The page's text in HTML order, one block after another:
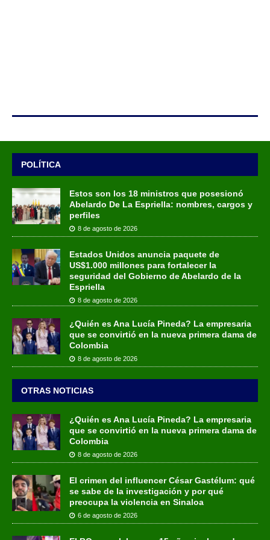
POLÍTICA
Estos son los 18 ministros que posesionó
Abelardo De La Espriella: nombres, cargos y
perfiles
8 de agosto de 2026
Estados Unidos anuncia paquete de
US$1.000 millones para fortalecer la
seguridad del Gobierno de Abelardo de la
Espriella
8 de agosto de 2026
¿Quién es Ana Lucía Pineda? La empresaria
que se convirtió en la nueva primera dama de
Colombia
8 de agosto de 2026
OTRAS NOTICIAS
¿Quién es Ana Lucía Pineda? La empresaria
que se convirtió en la nueva primera dama de
Colombia
8 de agosto de 2026
El crimen del influencer César Gastélum: qué
se sabe de la investigación y por qué
preocupa la violencia en Sinaloa
6 de agosto de 2026